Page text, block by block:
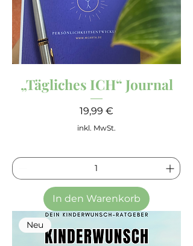
„Tägliches ICH“ Journal
Preis
19,99 €
inkl. MwSt.
In den Warenkorb
Neu